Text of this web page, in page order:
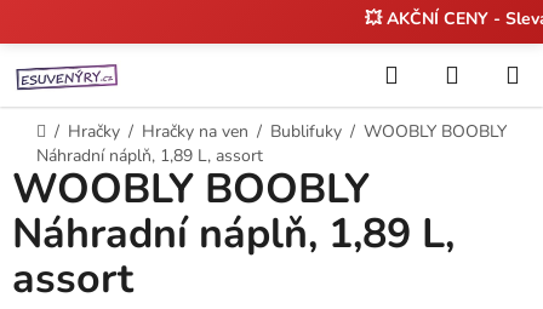
na
obsah
💥 AKČNÍ CENY -
Hledat
KOŠÍK
Domů
/ Hračky / Hračky na ven / Bublifuky / WOOBLY BOOBLY
Náhradní náplň, 1,89 L, assort
WOOBLY BOOBLY
Náhradní náplň, 1,89 L,
assort